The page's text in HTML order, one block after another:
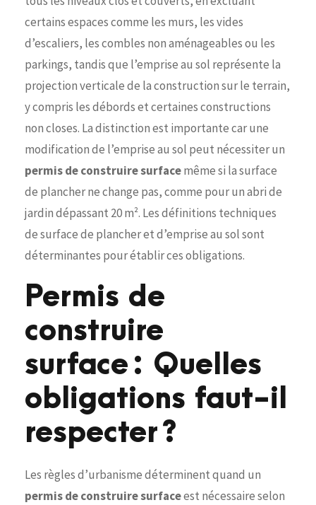
certains espaces comme les murs, les vides
d’escaliers, les combles non aménageables ou les
parkings, tandis que l’emprise au sol représente la
projection verticale de la construction sur le terrain,
y compris les débords et certaines constructions
non closes. La distinction est importante car une
modification de l’emprise au sol peut nécessiter un
permis de construire surfacemême si la surface
de plancher ne change pas, comme pour un abri de
jardin dépassant 20 m². Les définitions techniques
de surface de plancher et d’emprise au sol sont
déterminantes pour établir ces obligations.
Permis de
construire
surface : Quelles
obligations faut-il
respecter ?
Les règles d’urbanisme déterminent quand un
permis de construire surfaceest nécessaire selon